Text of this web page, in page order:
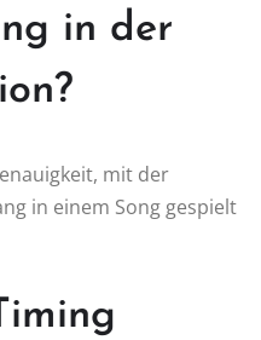
in der
mit der
in einem Song gespielt